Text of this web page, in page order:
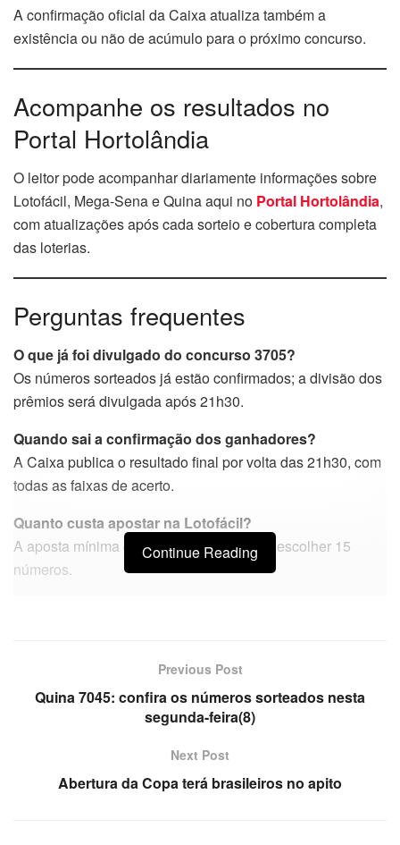
A confirmação oficial da Caixa atualiza também a
existência ou não de acúmulo para o próximo concurso.
Acompanhe os resultados no
Portal Hortolândia
O leitor pode acompanhar diariamente informações sobre
Lotofácil, Mega-Sena e Quina aqui no Portal Hortolândia,
com atualizações após cada sorteio e cobertura completa
das loterias.
Perguntas frequentes
O que já foi divulgado do concurso 3705?
Os números sorteados já estão confirmados; a divisão dos
prêmios será divulgada após 21h30.
Quando sai a confirmação dos ganhadores?
A Caixa publica o resultado final por volta das 21h30, com
todas as faixas de acerto.
Quanto custa apostar na Lotofácil?
A aposta mínima custa R$ 3,50 e permite escolher 15
números.
Continue Reading
Previous Post
Quina 7045: confira os números sorteados nesta
segunda-feira(8)
Next Post
Abertura da Copa terá brasileiros no apito